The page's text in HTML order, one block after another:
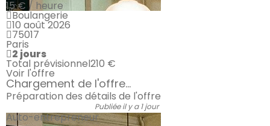
15 € / heure
Boulangerie
10 août 2026
75017
Paris
2 jours
Total prévisionnel210 €
Voir l'offre
Chargement de l'offre...
Préparation des détails de l'offre
Publiée il y a 1 jour
Auto-entrepreneur